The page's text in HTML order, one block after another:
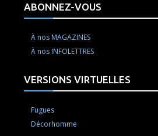
ABONNEZ-VOUS
À nos MAGAZINES
À nos INFOLETTRES
VERSIONS VIRTUELLES
Fugues
Décorhomme